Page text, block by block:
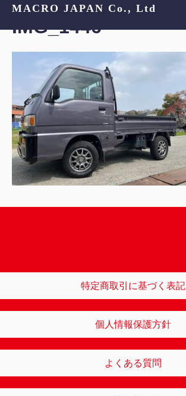
MACRO JAPAN Co., Ltd
IMG_1446
特定商取引に基づく表記
個人情報保護方針
よくある質問